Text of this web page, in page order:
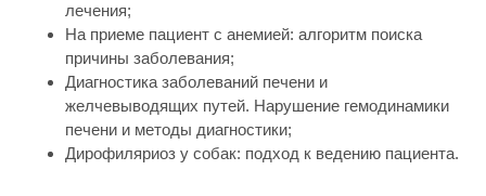
лечения;
На приеме пациент с анемией: алгоритм поиска
причины заболевания;
Диагностика заболеваний печени и
желчевыводящих путей. Нарушение гемодинамики
печени и методы диагностики;
Дирофиляриоз у собак: подход к ведению пациента.